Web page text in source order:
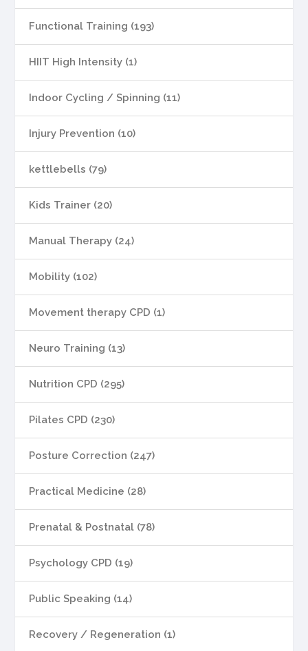
Functional Training (193)
HIIT High Intensity (1)
Indoor Cycling / Spinning (11)
Injury Prevention (10)
kettlebells (79)
Kids Trainer (20)
Manual Therapy (24)
Mobility (102)
Movement therapy CPD (1)
Neuro Training (13)
Nutrition CPD (295)
Pilates CPD (230)
Posture Correction (247)
Practical Medicine (28)
Prenatal & Postnatal (78)
Psychology CPD (19)
Public Speaking (14)
Recovery / Regeneration (1)